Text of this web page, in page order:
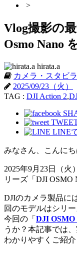
>
Vlog撮影の
Osmo Nano
hirata.a
カメラ・スタビ
2025/09/23（火）
TAG : DJI Action 2,
LINE
みなさん、こんに
2025年9月23日（火
リーズ「DJI OSMO
DJIのカメラ製品に
回のモデルはシリ
今回の「 DJI
うか？本記事では
わかりやすくご紹介